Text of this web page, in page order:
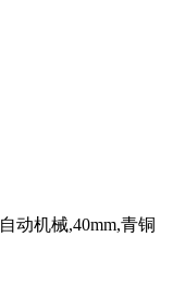
自动机械,40mm,青铜